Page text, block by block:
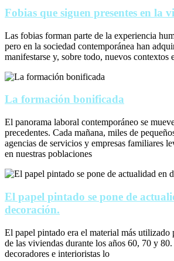
Fobias que siguen presentes en la
Las fobias forman parte de la experiencia
pero en la sociedad contemporánea han
manifestarse y, sobre todo, nuevos contextos
La formación bonificada
El panorama laboral contemporáneo se
precedentes. Cada mañana, miles de
agencias de servicios y empresas familiares
en nuestras poblaciones
El papel pintado se pone de
decoración.
El papel pintado era el material más utilizado
de las viviendas durante los años 60, 70 y
decoradores e interioristas lo